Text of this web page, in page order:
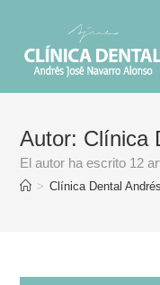
Autor: Clínica
El autor ha escrito 12
> Clínica Dental